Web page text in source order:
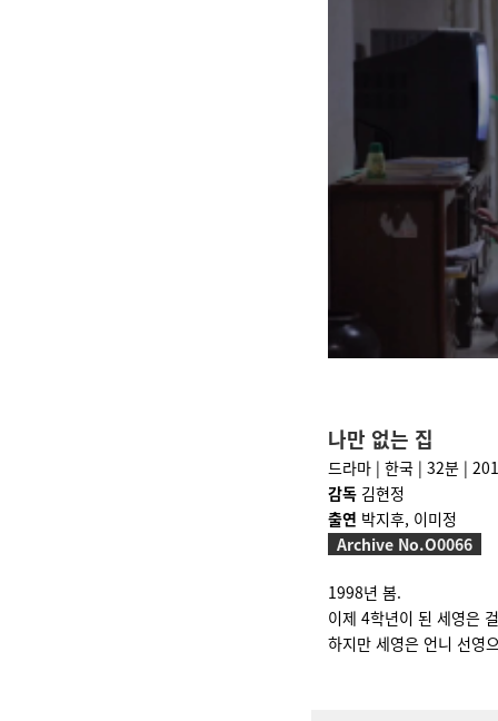
나만 없는 집
드라마 | 한국 | 32분 |
감독 김현정
출연 박지후, 이미정
Archive No.O0066
1998년 봄.
이제 4학년이 된 세영은
하지만 세영은 언니 선영